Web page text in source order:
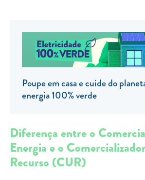
FRAUDE E SEGURANÇA
Preços de referência
Documentos úteis
Política de privacidade
Clientes com necessidades especiais
Clientes prioritários
Resolução alternativa de litígios
Poupe em casa e cuide do
energia 100% verde
Diferença entre o
Energia e o
Recurso (CUR)